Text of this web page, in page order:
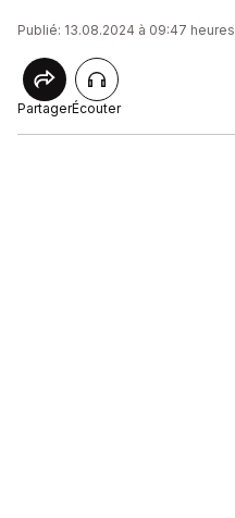
Publié: 13.08.2024 à 09:47 heures
PartagerÉcouter